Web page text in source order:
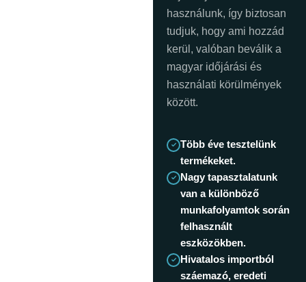
használunk, így biztosan
tudjuk, hogy ami hozzád
kerül, valóban beválik a
magyar időjárási és
használati körülmények
között.
Több éve tesztelünk
termékeket.
Nagy tapasztalatunk
van a különböző
munkafolyamtok során
felhasznált
eszközökben.
Hivatalos importból
száemazó, eredeti